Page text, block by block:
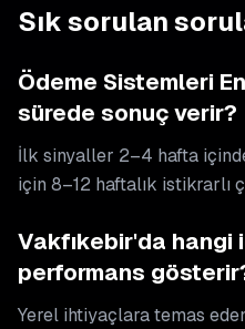
Sık sorulan
Ödeme Sistemleri
sürede sonuç verir?
İlk sinyaller 2–4 hafta
için 8–12 haftalık istikrarlı
Vakfıkebir'da hangi
performans
Yerel ihtiyaçlara temas